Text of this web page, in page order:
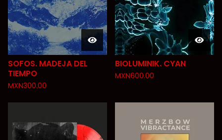
SOFOS. MADEJA DEL
TIEMPO
MXN300.00
BIOLUMINIK. CYAN
MXN600.00